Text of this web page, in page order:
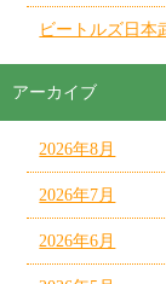
ビートルズ日本
アーカイブ
2026年8月
2026年7月
2026年6月